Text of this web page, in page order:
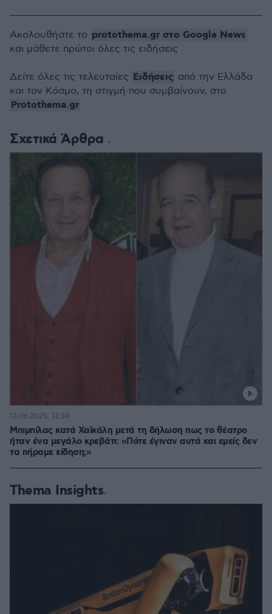
Σχετικά Άρθρα
Μπιμπίλας κατά Χαϊκάλη μετά τη δήλωση πως το θέατρο
ήταν ένα μεγάλο κρεβάτι: «Πότε έγιναν αυτά και εμείς δεν
τα πήραμε είδηση;»
13.06.2025, 12:34
Thema Insights
Ακολουθήστε το protothema.gr στο Google News
και μάθετε πρώτοι όλες τις ειδήσεις
Δείτε όλες τις τελευταίες Ειδήσεις από την Ελλάδα
και τον Κόσμο, τη στιγμή που συμβαίνουν, στο
Protothema.gr